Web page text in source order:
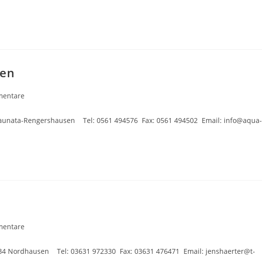
Rengershausen Tel: 0561 494576 Fax: 0561 494502 Email: info@aqua-
Nordhausen Tel: 03631 972330 Fax: 03631 476471 Email: jenshaerter@t-